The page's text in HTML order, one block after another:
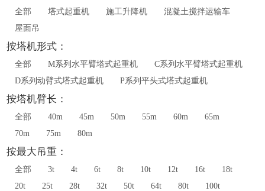
全部 塔式起重机 施工升降机
混凝土搅拌运输车
屋面吊
按塔机形式：
全部 M系列水平臂塔式起重机
C系列水平臂塔式起重机
D系列动臂式塔式起重机
P系列平头式塔式起重机
按塔机臂长：
全部 40m 45m 50m 55m 60m
65m
70m
75m 80m
按最大吊重：
全部 3t 4t 6t 8t 10t 12t 16t
18t
20t
25t 28t 32t 50t 64t 80t 100t